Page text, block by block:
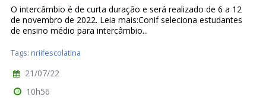
O intercâmbio é de curta duração e será realizado de 6 a 12
de novembro de 2022. Leia mais:Conif seleciona estudantes
de ensino médio para intercâmbio...
Tags: nriifescolatina
21/07/22
10h56